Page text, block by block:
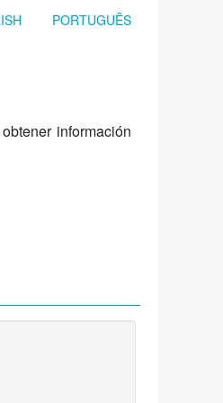
PORTUGUÊS
información